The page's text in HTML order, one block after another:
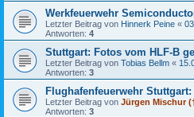
Werkfeuerwehr
Letzter Beitrag von Hinnerk Peine «
Antworten: 4
Stuttgart: Fotos vom HLF-B
Letzter Beitrag von Tobias Bellm «
Antworten: 3
Flughafenfeuerwehr
Letzter Beitrag von Jürgen Mischur
Antworten: 3